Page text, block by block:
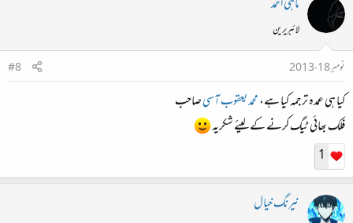
ماہی احمد
لائبریرین
نومبر 18، 2013
#8
کیا ہی عمدہ ترجمہ کیا ہے،محمد یعقوب آسیصاحب
فلک بھائی ٹیگ کرنے کے لیئے شکریہ
1
نیرنگ خیال